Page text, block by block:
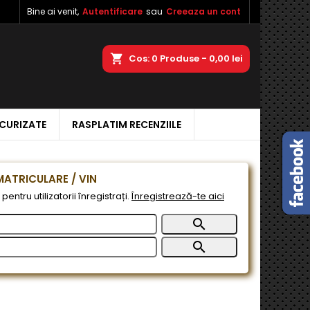
Bine ai venit, Autentificare sau Creeaza un cont
Cos 0 Produse - 0,00 lei
RASPLATIM RECENZIILE
/ VIN
utilizatorii înregistrați. Înregistrează-te aici

